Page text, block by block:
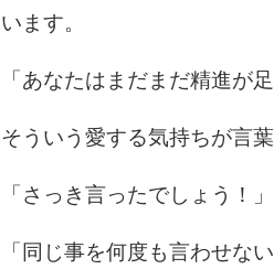
います。
「あなたはまだまだ精進が
そういう愛する気持ちが言
「さっき言ったでしょう！
「同じ事を何度も言わせな